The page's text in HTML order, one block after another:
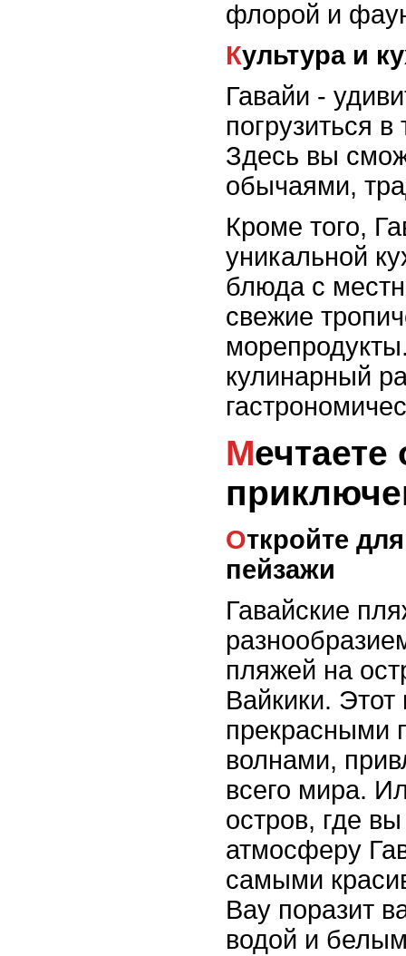
флорой и
Культура и
Гавайи -
погрузиться
Здесь вы
обычаями,
Кроме того,
уникальной
блюда с
свежие
кулинарный
Мечтаете о пляжном
Откройте для себя потрясающие пляжные
пейзажи
Гавайские
пляжей на
Вайкики.
прекрасными
волнами,
всего мира.
остров, где
атмосферу
самыми
Bay поразит
водой и